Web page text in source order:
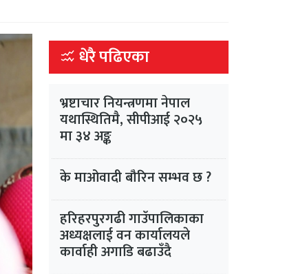
धेरै पढिएका
भ्रष्टाचार नियन्त्रणमा नेपाल
यथास्थितिमै, सीपीआई २०२५
मा ३४ अङ्क
के माओवादी बौरिन सम्भव छ ?
हरिहरपुरगढी गाउँपालिकाका
अध्यक्षलाई वन कार्यालयले
कार्वाही अगाडि बढाउँदै